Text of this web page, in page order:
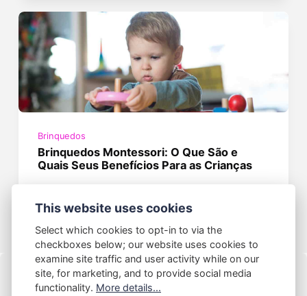
Brinquedos
Brinquedos Montessori: O Que São e
Quais Seus Benefícios Para as Crianças
This website uses cookies
Select which cookies to opt-in to via the
checkboxes below; our website uses cookies to
examine site traffic and user activity while on our
site, for marketing, and to provide social media
functionality. More details...